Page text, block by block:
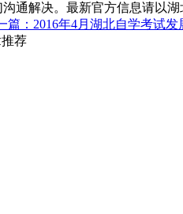
通解决。最新官方信息请以
篇：2016年4月湖北自学考试
荐